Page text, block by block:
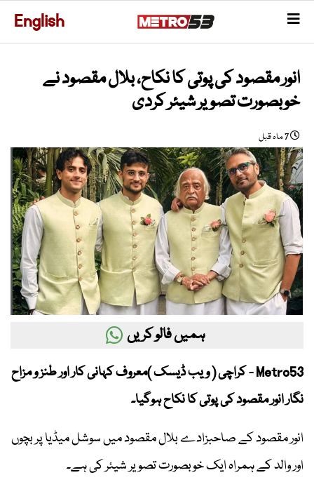
English
انور مقصود کی پوتی کا نکاح، بلال مقصود نے
خوبصورت تصویر شیئر کردی
7 ماہ قبل
ہمیں فالو کریں
Metro53 - کراچی ( ویب ڈیسک )معروف کہانی کار اور طنز و مزاح
نگار انور مقصود کی پوتی کا نکاح ہوگیا۔
انور مقصود کے صاحبزادے بلال مقصود میں سوشل میڈیا پر بچوں
اور والد کے ہمراہ ایک خوبصورت تصویر شیئر کی ہے۔